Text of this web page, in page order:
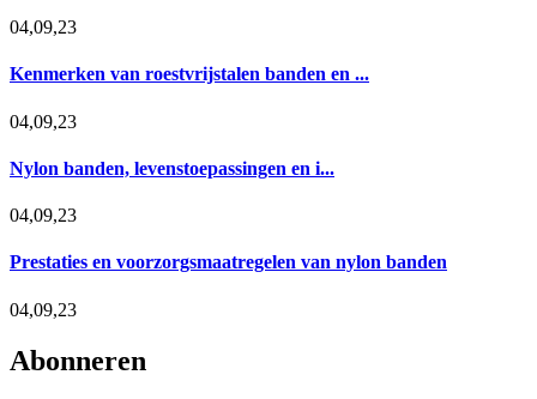
04,09,23
Kenmerken van roestvrijstalen banden en ...
04,09,23
Nylon banden, levenstoepassingen en i...
04,09,23
Prestaties en voorzorgsmaatregelen van nylon banden
04,09,23
Abonneren